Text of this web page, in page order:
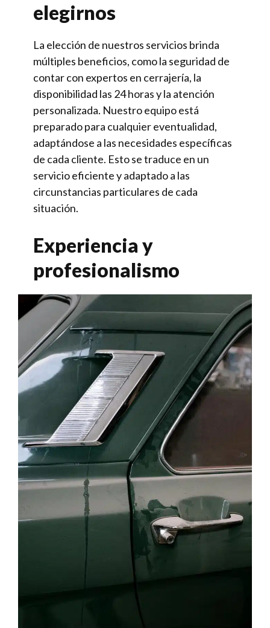
elegirnos
La elección de nuestros servicios brinda
múltiples beneficios, como la seguridad de
contar con expertos en cerrajería, la
disponibilidad las 24 horas y la atención
personalizada. Nuestro equipo está
preparado para cualquier eventualidad,
adaptándose a las necesidades específicas
de cada cliente. Esto se traduce en un
servicio eficiente y adaptado a las
circunstancias particulares de cada
situación.
Experiencia y
profesionalismo